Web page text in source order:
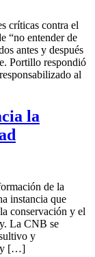
críticas contra el
“no entender de
antes y después
Portillo respondió
al
la
de la
instancia que
conservación y el
La CNB se
y
[…]